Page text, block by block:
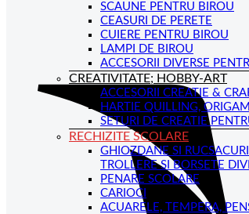
SCAUNE PENTRU BIROU
CEASURI DE PERETE
CUIERE PENTRU BIROU
LAMPI DE BIROU
ACCESORII DIVERSE
CREATIVITATE; HOBBY-ART
ACCESORII CREATIE &
HARTIE QUILLING, ORIGAMI
SETURI DE CREATIE
RECHIZITE SCOLARE
GHIOZDANE SI
TROLLERE SI BORSETE
PENARE SCOLARE
CARIOCI
ACUARELE, TEMPERA,